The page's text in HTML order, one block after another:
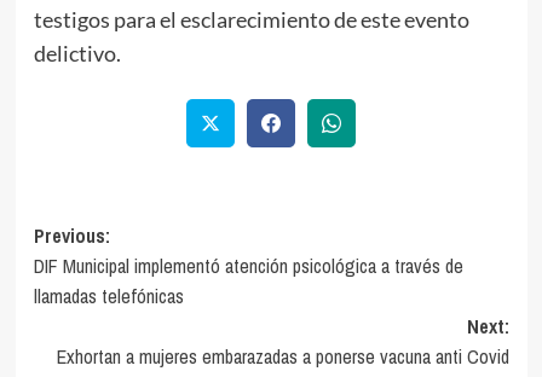
testigos para el esclarecimiento de este evento
delictivo.
Previous:
DIF Municipal implementó atención psicológica a través de
llamadas telefónicas
Next:
Exhortan a mujeres embarazadas a ponerse vacuna anti Covid